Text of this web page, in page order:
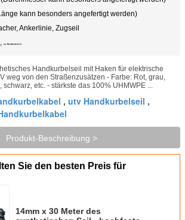
kann besonders angefertigt werden)
Ankerlinie, Zugseil
, utv Handkurbelseil
Handkurbelseil mit Haken für elektrische
weg von den Straßenzusätzen - Farbe: Rot, grau,
etc. - stärkste das 100% UHMWPE ...
, utv Handkurbelseil ,
Produkt-Beschreibung >
Sie den besten Preis für
14mm x 30 Meter des